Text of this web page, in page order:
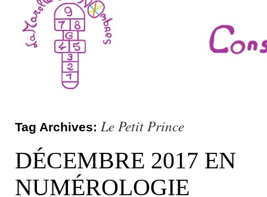
Tag Archives: Le Petit Prince
DÉCEMBRE 2017 EN
NUMÉROLOGIE